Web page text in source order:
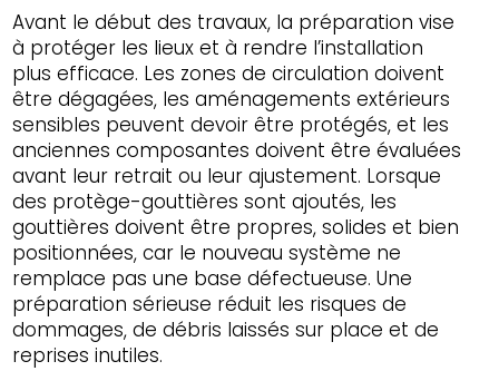
Avant le début des travaux, la préparation vise
à protéger les lieux et à rendre l’installation
plus efficace. Les zones de circulation doivent
être dégagées, les aménagements extérieurs
sensibles peuvent devoir être protégés, et les
anciennes composantes doivent être évaluées
avant leur retrait ou leur ajustement. Lorsque
des protège-gouttières sont ajoutés, les
gouttières doivent être propres, solides et bien
positionnées, car le nouveau système ne
remplace pas une base défectueuse. Une
préparation sérieuse réduit les risques de
dommages, de débris laissés sur place et de
reprises inutiles.